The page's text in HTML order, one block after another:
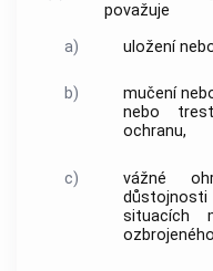
považuje
a)
uložení
b)
mučení
nebo
ochranu,
c)
vážné
situacích